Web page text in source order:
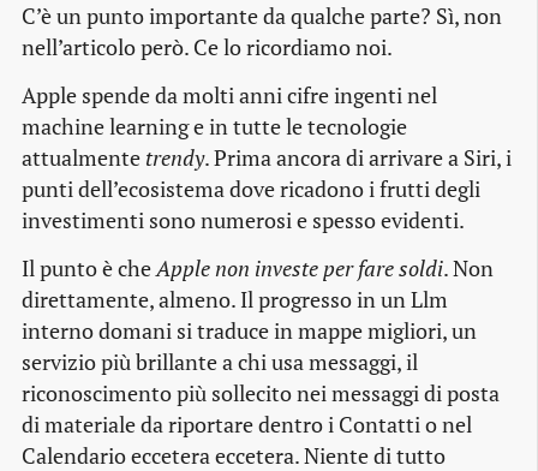
C’è un punto importante da qualche parte? Sì, non
nell’articolo però. Ce lo ricordiamo noi.
Apple spende da molti anni cifre ingenti nel
machine learning e in tutte le tecnologie
attualmente trendy. Prima ancora di arrivare a Siri, i
punti dell’ecosistema dove ricadono i frutti degli
investimenti sono numerosi e spesso evidenti.
Il punto è cheApple non investe per fare soldi. Non
direttamente, almeno. Il progresso in un Llm
interno domani si traduce in mappe migliori, un
servizio più brillante a chi usa messaggi, il
riconoscimento più sollecito nei messaggi di posta
di materiale da riportare dentro i Contatti o nel
Calendario eccetera eccetera. Niente di tutto